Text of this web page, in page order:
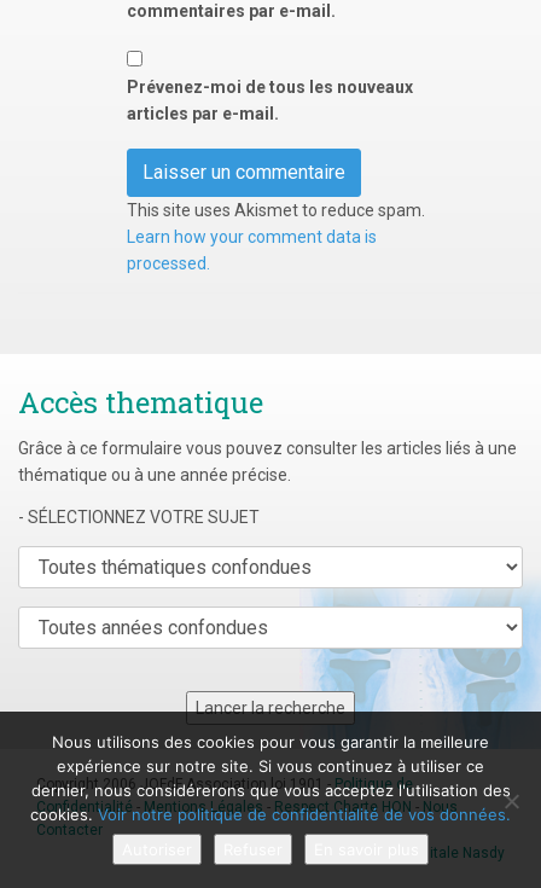
commentaires par e-mail.
Prévenez-moi de tous les nouveaux
articles par e-mail.
This site uses Akismet to reduce spam.
Learn how your comment data is
processed.
Accès thematique
Grâce à ce formulaire vous pouvez consulter les articles liés à une
thématique ou à une année précise.
- SÉLECTIONNEZ VOTRE SUJET
Nous utilisons des cookies pour vous garantir la meilleure
expérience sur notre site. Si vous continuez à utiliser ce
dernier, nous considérerons que vous acceptez l'utilisation des
cookies.Voir notre politique de confidentialité de vos données.
Copyright 2006 JOFdF Association loi 1901 -Politique de
Confidentialité - Mentions Légales - Respect Charte HON - Nous
Contacter
Agence digitale Nasdy